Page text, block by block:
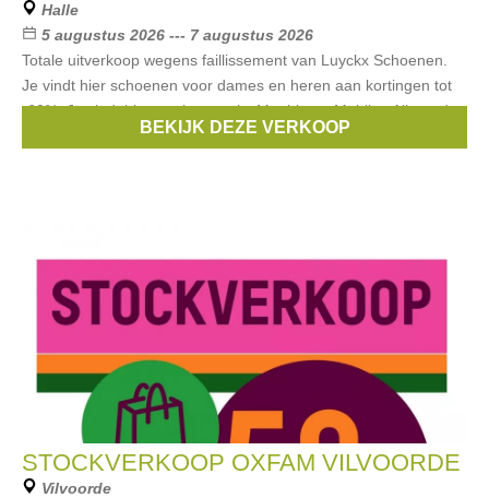
Halle
5 augustus 2026 --- 7 augustus 2026
Totale uitverkoop wegens faillissement van Luyckx Schoenen.
Je vindt hier schoenen voor dames en heren aan kortingen tot
-60%. Je vindt hier merken zoals: Mephisto • Mobils • Allrounder
BEKIJK DEZE VERKOOP
STOCKVERKOOP OXFAM VILVOORDE
Vilvoorde